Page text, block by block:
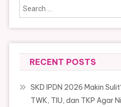
RECENT POSTS
SKD IPDN 2026 Makin
TWK, TIU, dan TKP Agar